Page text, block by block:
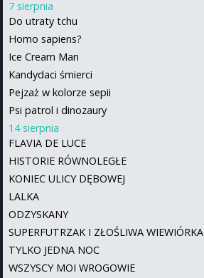
7 sierpnia
Do utraty tchu
Homo sapiens?
Ice Cream Man
Kandydaci śmierci
Pejzaż w kolorze sepii
Psi patrol i dinozaury
14 sierpnia
FLAVIA DE LUCE
HISTORIE RÓWNOLEGŁE
KONIEC ULICY DĘBOWEJ
LALKA
ODZYSKANY
SUPERFUTRZAK I ZŁOŚLIWA WIEWIÓRKA
TYLKO JEDNA NOC
WSZYSCY MOI WROGOWIE